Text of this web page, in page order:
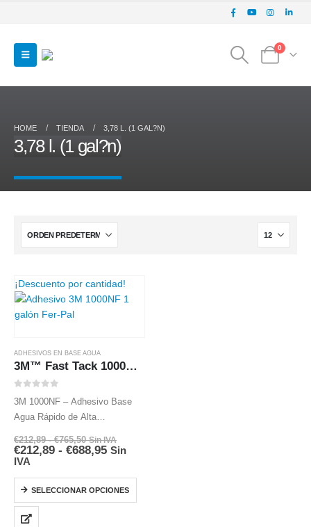
0
HOME TIENDA 3,78 L. (1 GAL?N)
3,78 l. (1 gal?n)
¡Descuento por cantidad!
ADHESIVOS EN BASE AGUA
3M™ Fast Tack 1000NF adhesivo de base agua
3M 1000NF – Adhesivo Base
Agua Rápido de Alta
Disponible en traslúcido y
violeta
€212,89 - €765,50 Sin IVA
€212,89 - €688,95 Sin
IVA
SELECCIONAR OPCIONES